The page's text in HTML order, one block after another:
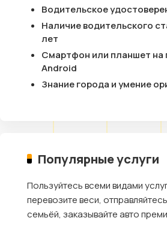
Водительское
Наличие водительского
лет
Смартфон или планшет
Android
Знание города и умение
Популярные услуги
Пользуйтесь всеми видами
перевозите веси,
семьёй, заказывайте авто